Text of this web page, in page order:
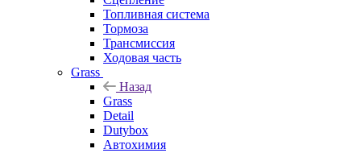
Топливная система
Тормоза
Трансмиссия
Ходовая часть
Grass
Назад
Grass
Detail
Dutybox
Автохимия